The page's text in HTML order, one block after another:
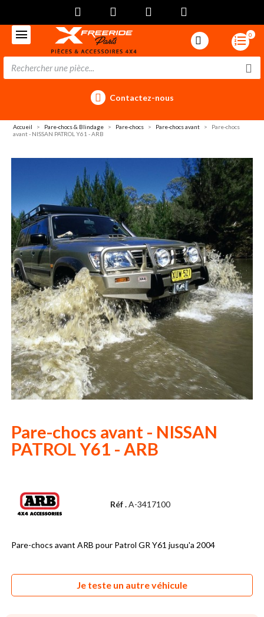
0
Contactez-nous
Accueil Pare-chocs & Blindage Pare-chocs Pare-chocs avant
Pare-chocs
avant - NISSAN PATROL Y61 - ARB
Pare-chocs avant - NISSAN
PATROL Y61 - ARB
Réf .A-3417100
Pare-chocs avant ARB pour Patrol GR Y61 jusqu'a 2004
Je teste un autre véhicule